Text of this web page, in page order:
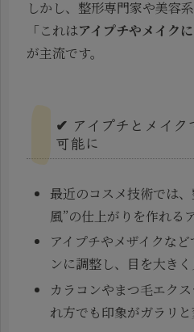
しかし、整形専門家や美容
「これはアイプチやメイク
が主流です。
✔ アイプチとメイク
可能に
最近のコスメ技術では
風”の仕上がりを作れる
アイプチやメザイクな
ンに調整し、目を大き
カラコンやまつ毛エク
れ方でも印象がガラリと